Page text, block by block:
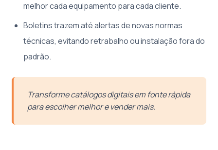
melhor cada equipamento para cada cliente.
Boletins trazem até alertas de novas normas
técnicas, evitando retrabalho ou instalação fora do
padrão.
Transforme catálogos digitais em fonte rápida
para escolher melhor e vender mais.